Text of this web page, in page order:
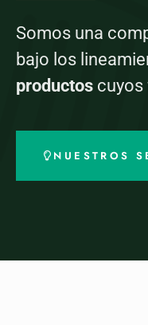
Somos una
bajo los
productos cuyos
NUESTROS